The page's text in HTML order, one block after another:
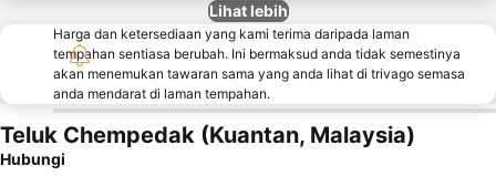
Lihat lebih
Harga dan ketersediaan yang kami terima daripada laman
tempahan sentiasa berubah. Ini bermaksud anda tidak semestinya
akan menemukan tawaran sama yang anda lihat di trivago semasa
anda mendarat di laman tempahan.
Teluk Chempedak (Kuantan, Malaysia)
Hubungi